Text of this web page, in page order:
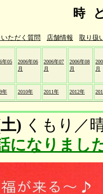
時
ただく質問 店舗情報 取り扱
年05
2006年06
月
2006年07
月
2006年08
月
月
年 2010年 2011年 2012年
) くもり ／
になりまし